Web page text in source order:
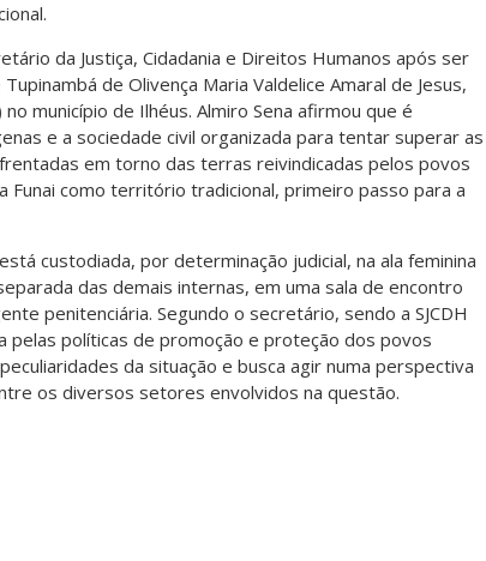
da Justiça, Cidadania e Direitos Humanos após ser
de Olivença Maria Valdelice Amaral de Jesus,
município de Ilhéus. Almiro Sena afirmou que é
e a sociedade civil organizada para tentar superar as
em torno das terras reivindicadas pelos povos
Funai como território tradicional, primeiro passo para a
custodiada, por determinação judicial, na ala feminina
das demais internas, em uma sala de encontro
penitenciária. Segundo o secretário, sendo a SJCDH
pelas políticas de promoção e proteção dos povos
da situação e busca agir numa perspectiva
os diversos setores envolvidos na questão.